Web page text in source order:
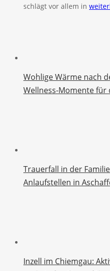
schlägt vor allem in
Wohlige Wärme nach
Wellness-Momente für
Trauerfall in der
Anlaufstellen in
Inzell im Chiemgau: